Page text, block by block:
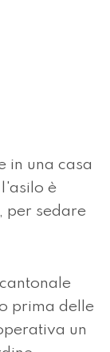
in una casa
è
per sedare
prima delle
un